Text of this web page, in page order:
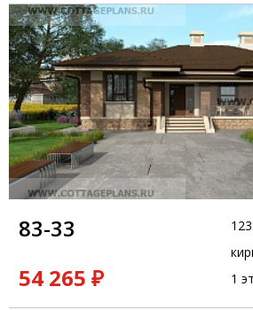
83-33
54 265 ₽
1